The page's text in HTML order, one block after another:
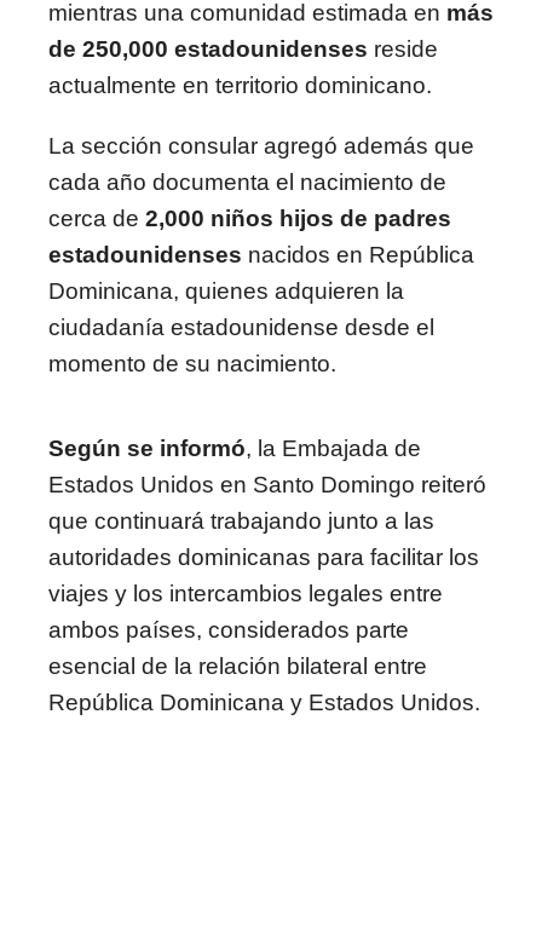
mientras una comunidad estimada en más
de 250,000 estadounidenses reside
actualmente en territorio dominicano.
La sección consular agregó además que
cada año documenta el nacimiento de
cerca de 2,000 niños hijos de padres
estadounidenses nacidos en República
Dominicana, quienes adquieren la
ciudadanía estadounidense desde el
momento de su nacimiento.
Según se informó, la Embajada de
Estados Unidos en Santo Domingo reiteró
que continuará trabajando junto a las
autoridades dominicanas para facilitar los
viajes y los intercambios legales entre
ambos países, considerados parte
esencial de la relación bilateral entre
República Dominicana y Estados Unidos.